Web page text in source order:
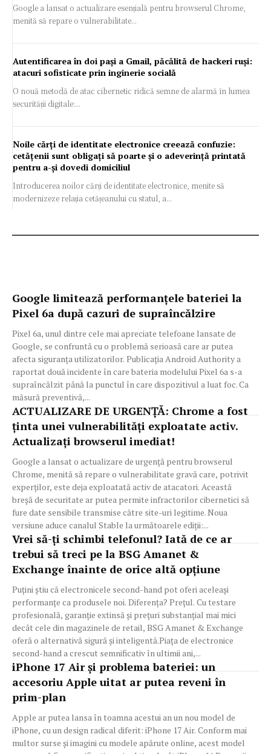
Google a lansat o actualizare esențială pentru browserul Chrome,
menită să repare o vulnerabilitate...
Autentificarea în doi pași a Gmail, păcălită de hackeri ruși:
atacuri sofisticate prin inginerie socială
O nouă metodă de atac cibernetic ridică semne de alarmă în lumea
securității digitale:...
Noile cărți de identitate electronice creează confuzie:
cetățenii sunt obligați să poarte și o adeverință printată
pentru a-și dovedi domiciliul
Introducerea noilor cărți de identitate electronice, menite să
modernizeze relația cetățeanului cu statul, a...
Google limitează performanțele bateriei la
Pixel 6a după cazuri de supraîncălzire
Pixel 6a, unul dintre cele mai apreciate telefoane lansate de
Google, se confruntă cu o problemă serioasă care ar putea
afecta siguranța utilizatorilor. Publicația Android Authority a
raportat două incidente în care bateria modelului Pixel 6a s-a
supraîncălzit până la punctul în care dispozitivul a luat foc. Ca
măsură preventivă,...
ACTUALIZARE DE URGENȚĂ: Chrome a fost
ținta unei vulnerabilități exploatate activ.
Actualizați browserul imediat!
Google a lansat o actualizare de urgență pentru browserul
Chrome, menită să repare o vulnerabilitate gravă care, potrivit
experților, este deja exploatată activ de atacatori. Această
breșă de securitate ar putea permite infractorilor cibernetici să
fure date sensibile transmise către site-uri legitime. Noua
versiune aduce canalul Stable la următoarele ediții:...
Vrei să-ți schimbi telefonul? Iată de ce ar
trebui să treci pe la BSG Amanet &
Exchange înainte de orice altă opțiune
Puțini știu că electronicele second-hand pot oferi aceleași
performanțe ca produsele noi. Diferența? Prețul. Cu testare
profesională, garanție extinsă și prețuri substanțial mai mici
decât cele din magazinele de retail, BSG Amanet & Exchange
oferă o alternativă sigură și inteligentă.Piața de electronice
second-hand a crescut semnificativ în ultimii ani,...
iPhone 17 Air și problema bateriei: un
accesoriu Apple uitat ar putea reveni în
prim-plan
Apple ar putea lansa în toamna acestui an un nou model de
iPhone, cu un design radical diferit: iPhone 17 Air. Conform mai
multor surse și imagini cu modele apărute online, acest model